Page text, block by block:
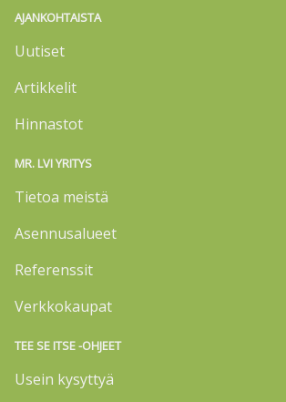
AJANKOHTAISTA
Uutiset
Artikkelit
Hinnastot
MR. LVI YRITYS
Tietoa meistä
Asennusalueet
Referenssit
Verkkokaupat
TEE SE ITSE -OHJEET
Usein kysyttyä